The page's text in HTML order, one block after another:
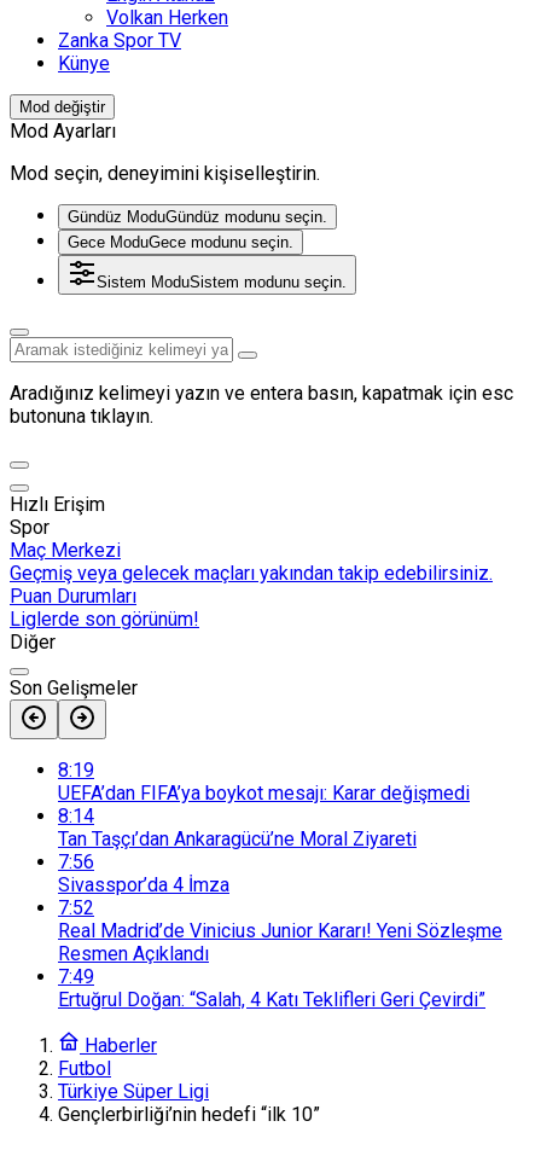
Volkan Herken
Zanka Spor TV
Künye
Mod değiştir
Mod Ayarları
Mod seçin, deneyimini kişiselleştirin.
Gündüz ModuGündüz modunu seçin.
Gece ModuGece modunu seçin.
Sistem ModuSistem modunu seçin.
Aradığınız kelimeyi yazın ve entera basın, kapatmak için esc
butonuna tıklayın.
Hızlı Erişim
Spor
Maç Merkezi
Geçmiş veya gelecek maçları yakından takip edebilirsiniz.
Puan Durumları
Liglerde son görünüm!
Diğer
Son Gelişmeler
8:19
UEFA’dan FIFA’ya boykot mesajı: Karar değişmedi
8:14
Tan Taşçı’dan Ankaragücü’ne Moral Ziyareti
7:56
Sivasspor’da 4 İmza
7:52
Real Madrid’de Vinicius Junior Kararı! Yeni Sözleşme
Resmen Açıklandı
7:49
Ertuğrul Doğan: “Salah, 4 Katı Teklifleri Geri Çevirdi”
Haberler
Futbol
Türkiye Süper Ligi
Gençlerbirliği’nin hedefi “ilk 10”